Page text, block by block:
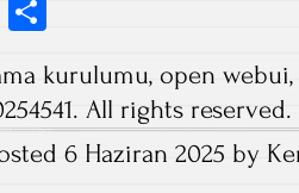
E
ail re
kurulumu, open webui,
All rights reserved.
6 Haziran 2025 by